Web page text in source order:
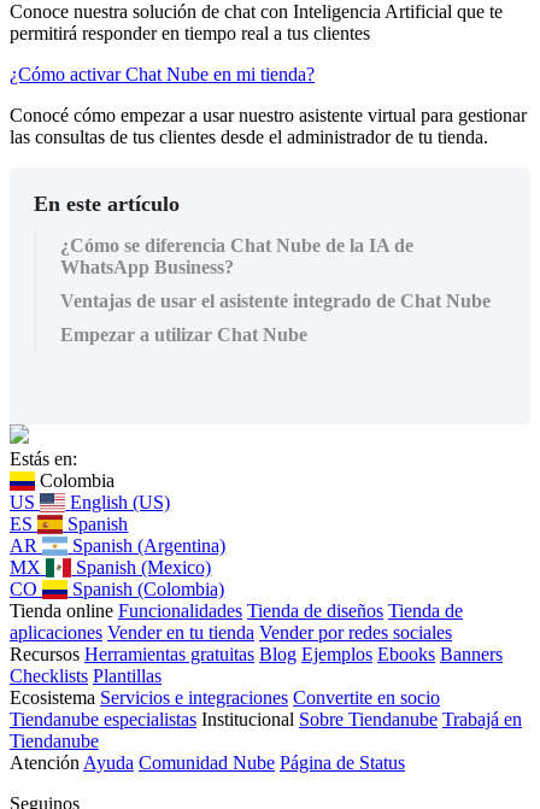
Conoce nuestra solución de chat con Inteligencia Artificial que te
permitirá responder en tiempo real a tus clientes
¿Cómo activar Chat Nube en mi tienda?
Conocé cómo empezar a usar nuestro asistente virtual para gestionar
las consultas de tus clientes desde el administrador de tu tienda.
En este artículo
¿Cómo se diferencia Chat Nube de la IA de
WhatsApp Business?
Ventajas de usar el asistente integrado de Chat Nube
Empezar a utilizar Chat Nube
Estás en:
Colombia
US
English (US)
ES
Spanish
AR
Spanish (Argentina)
MX
Spanish (Mexico)
CO
Spanish (Colombia)
Tienda online Funcionalidades Tienda de diseños Tienda de
aplicaciones Vender en tu tienda Vender por redes sociales
Recursos Herramientas gratuitas Blog Ejemplos Ebooks Banners
Checklists Plantillas
Ecosistema Servicios e integraciones Convertite en socio
Tiendanube especialistas Institucional Sobre Tiendanube Trabajá en
Tiendanube
Atención Ayuda Comunidad Nube Página de Status
Seguinos